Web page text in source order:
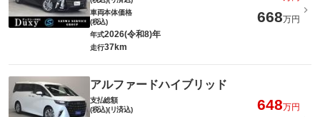
車両本体価格
(税込)
668万円
年式2026(令和8)年
走行37km
アルファードハイブリッド
支払総額
(税込)(リ済込)
648万円